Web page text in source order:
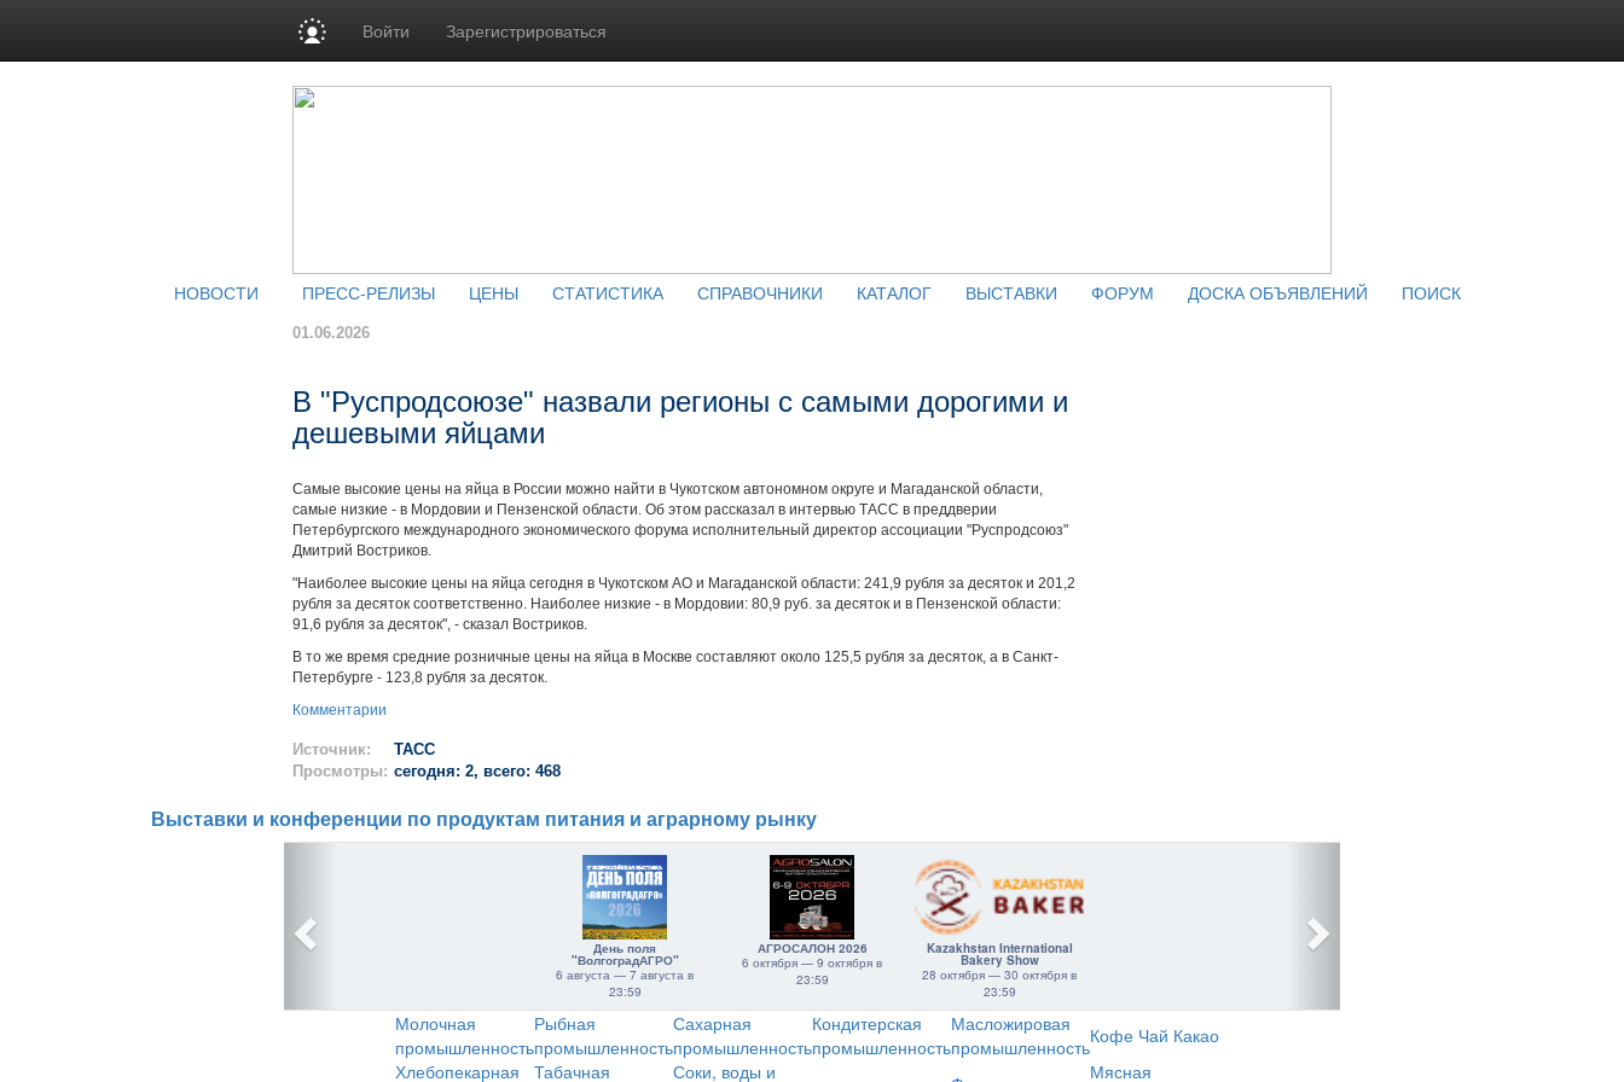
Войти Зарегистрироваться
НОВОСТИ ПРЕСС-РЕЛИЗЫ ЦЕНЫ СТАТИСТИКА СПРАВОЧНИКИ КАТАЛОГ ВЫСТАВКИ ФОРУМ ДОСКА ОБЪЯВЛЕНИЙ ПОИСК
01.06.2026
В "Руспродсоюзе" назвали регионы с самыми дорогими и
дешевыми яйцами
Самые высокие цены на яйца в России можно найти в Чукотском автономном округе и Магаданской области,
самые низкие - в Мордовии и Пензенской области. Об этом рассказал в интервью ТАСС в преддверии
Петербургского международного экономического форума исполнительный директор ассоциации "Руспродсоюз"
Дмитрий Востриков.
"Наиболее высокие цены на яйца сегодня в Чукотском АО и Магаданской области: 241,9 рубля за десяток и 201,2
рубля за десяток соответственно. Наиболее низкие - в Мордовии: 80,9 руб. за десяток и в Пензенской области:
91,6 рубля за десяток", - сказал Востриков.
В то же время средние розничные цены на яйца в Москве составляют около 125,5 рубля за десяток, а в Санкт-
Петербурге - 123,8 рубля за десяток.
Комментарии
Источник:
ТАСС
Просмотры: сегодня: 2, всего: 468
Выставки и конференции по продуктам питания и аграрному рынку
День поля
"ВолгоградАГРО"
6 августа — 7 августа в
23:59
АГРОСАЛОН 2026
6 октября — 9 октября в
23:59
Kazakhstan International
Bakery Show
28 октября — 30 октября в
23:59
Молочная
промышленность
Рыбная
промышленность
Сахарная
промышленность
Кондитерская
промышленность
Масложировая
промышленностьКофе Чай Какао
Хлебопекарная
Табачная Соки, воды и Мясная